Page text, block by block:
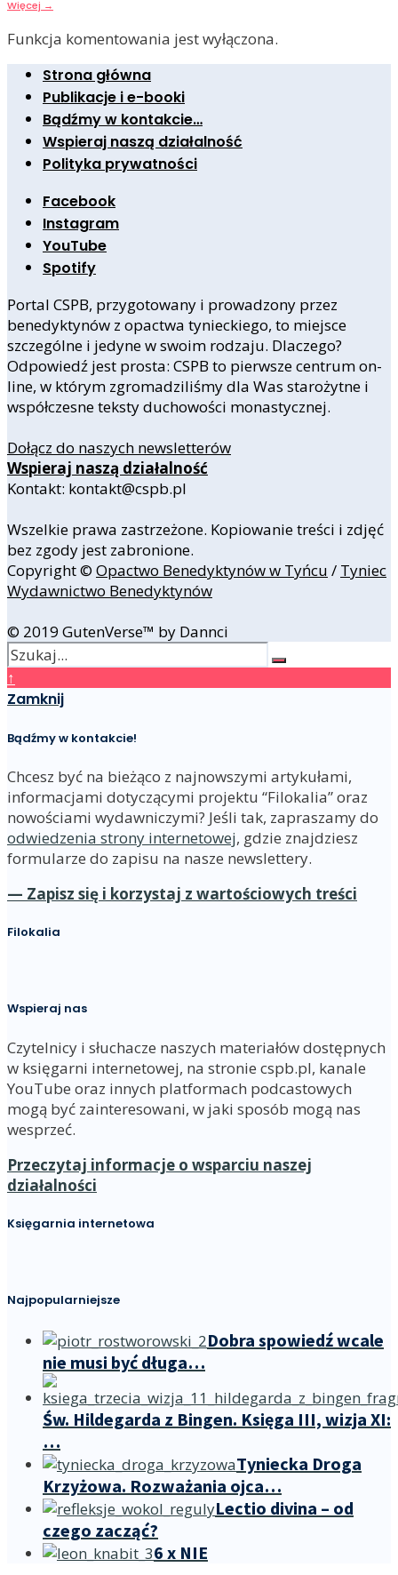
Więcej →
Funkcja komentowania jest wyłączona.
Strona główna
Publikacje i e-booki
Bądźmy w kontakcie…
Wspieraj naszą działalność
Polityka prywatności
Facebook
Instagram
YouTube
Spotify
Portal CSPB, przygotowany i prowadzony przez
benedyktynów z opactwa tynieckiego, to miejsce
szczególne i jedyne w swoim rodzaju. Dlaczego?
Odpowiedź jest prosta: CSPB to pierwsze centrum on-
line, w którym zgromadziliśmy dla Was starożytne i
współczesne teksty duchowości monastycznej.
Dołącz do naszych newsletterów
Wspieraj naszą działalność
Kontakt: kontakt@cspb.pl
Wszelkie prawa zastrzeżone. Kopiowanie treści i zdjęć
bez zgody jest zabronione.
Copyright © Opactwo Benedyktynów w Tyńcu / Tyniec
Wydawnictwo Benedyktynów
© 2019 GutenVerse™ by Dannci
↑
Zamknij
Bądźmy w kontakcie!
Chcesz być na bieżąco z najnowszymi artykułami,
informacjami dotyczącymi projektu “Filokalia” oraz
nowościami wydawniczymi? Jeśli tak, zapraszamy do
odwiedzenia strony internetowej, gdzie znajdziesz
formularze do zapisu na nasze newslettery.
— Zapisz się i korzystaj z wartościowych treści
Filokalia
Wspieraj nas
Czytelnicy i słuchacze naszych materiałów dostępnych
w księgarni internetowej, na stronie cspb.pl, kanale
YouTube oraz innych platformach podcastowych
mogą być zainteresowani, w jaki sposób mogą nas
wesprzeć.
Przeczytaj informacje o wsparciu naszej
działalności
Księgarnia internetowa
Najpopularniejsze
Dobra spowiedź wcale
nie musi być długa…
Św. Hildegarda z Bingen. Księga III, wizja XI:
…
Tyniecka Droga
Krzyżowa. Rozważania ojca…
Lectio divina – od
czego zacząć?
6 x NIE